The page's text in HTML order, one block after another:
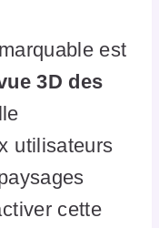
est
3D des
utilisateurs
cette